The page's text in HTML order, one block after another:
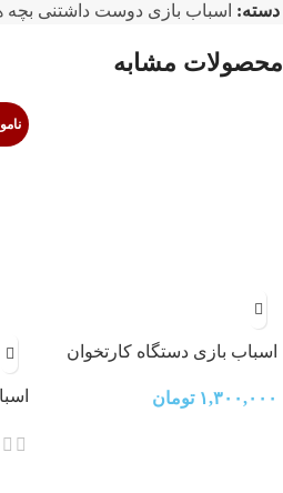
دسته: اسباب بازی دوست داشتنی بچه
محصولات مشابه
اسباب بازی دستگاه کارتخوان
۱,۳۰۰,۰۰۰ تومان